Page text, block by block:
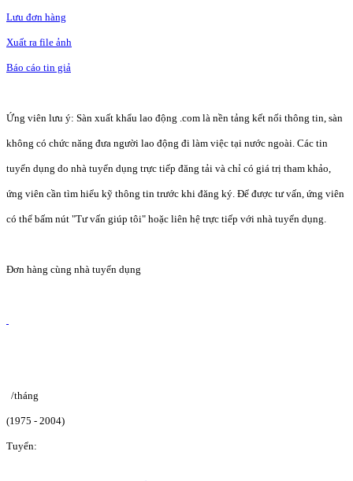
Lưu đơn hàng
Xuất ra file ảnh
Báo cáo tin giả
Ứng viên lưu ý: Sàn xuất khẩu lao động .com là nền tảng kết nối thông tin, sàn
không có chức năng đưa người lao động đi làm việc tại nước ngoài. Các tin
tuyển dụng do nhà tuyển dụng trực tiếp đăng tải và chỉ có giá trị tham khảo,
ứng viên cần tìm hiểu kỹ thông tin trước khi đăng ký. Để được tư vấn, ứng viên
có thể bấm nút "Tư vấn giúp tôi" hoặc liên hệ trực tiếp với nhà tuyển dụng.
Đơn hàng cùng nhà tuyển dụng
/tháng
(1975 - 2004)
Tuyển: